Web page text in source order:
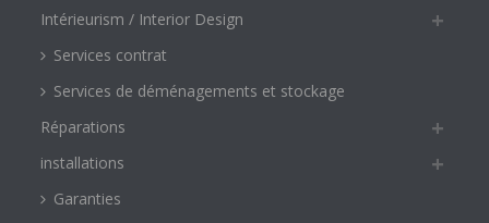
Intérieurism / Interior Design
Services contrat
Services de déménagements et stockage
Réparations
installations
Garanties